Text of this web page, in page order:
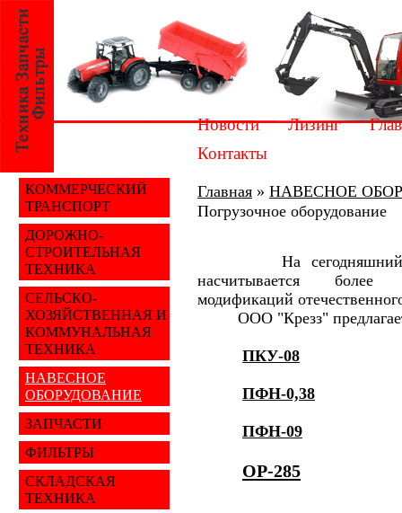
Новости Лизинг
Контакты
Главная » НАВЕСНОЕ
Погрузочное оборудование
На сегодняшний день
насчитывается
модификаций
ООО "Крезз"
ПКУ-08
ПФН-0,38
ПФН-09
ОР-285
КОММЕРЧЕСКИЙ
ТРАНСПОРТ
ДОРОЖНО-
СТРОИТЕЛЬНАЯ
ТЕХНИКА
СЕЛЬСКО-
ХОЗЯЙСТВЕННАЯ И
КОММУНАЛЬНАЯ
ТЕХНИКА
НАВЕСНОЕ
ОБОРУДОВАНИЕ
ЗАПЧАСТИ
ФИЛЬТРЫ
СКЛАДСКАЯ
ТЕХНИКА